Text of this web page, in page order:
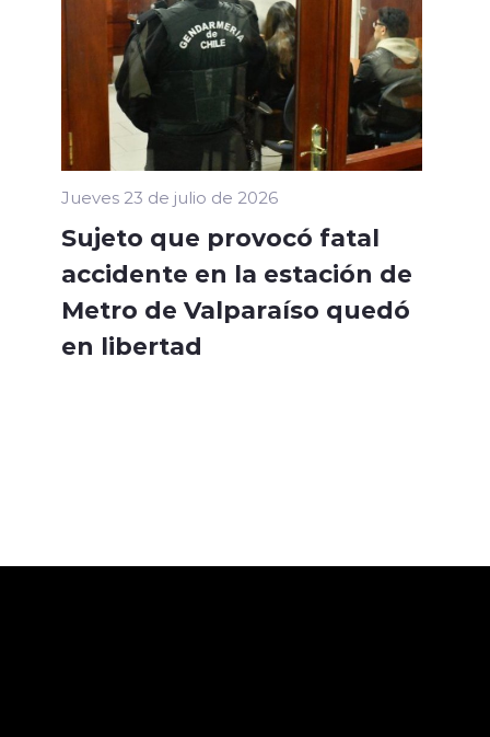
Jueves 23 de julio de 2026
Sujeto que provocó fatal
accidente en la estación de
Metro de Valparaíso quedó
en libertad